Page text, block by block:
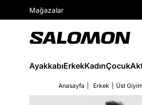
Mağazalar
AyakkabıErkekKadınÇocuk
Anasayfa Erkek Üst Giyim